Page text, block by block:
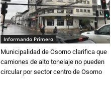
Informando Primero
Municipalidad de Osorno clarifica que
camiones de alto tonelaje no pueden
circular por sector centro de Osorno